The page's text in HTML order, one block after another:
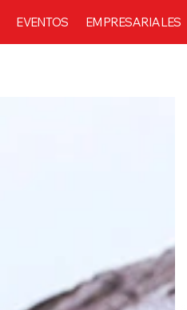
EVENTOS EMPRESARIALES